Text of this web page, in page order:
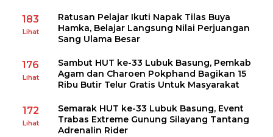
183
Lihat
Ratusan Pelajar Ikuti Napak Tilas Buya
Hamka, Belajar Langsung Nilai Perjuangan
Sang Ulama Besar
176
Lihat
Sambut HUT ke-33 Lubuk Basung, Pemkab
Agam dan Charoen Pokphand Bagikan 15
Ribu Butir Telur Gratis Untuk Masyarakat
172
Lihat
Semarak HUT ke-33 Lubuk Basung, Event
Trabas Extreme Gunung Silayang Tantang
Adrenalin Rider